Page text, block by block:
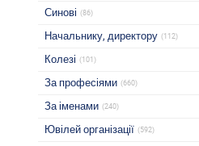
Синові (86)
Начальнику, директору (112)
Колезі (101)
За професіями (660)
За іменами (240)
Ювілей організації (592)